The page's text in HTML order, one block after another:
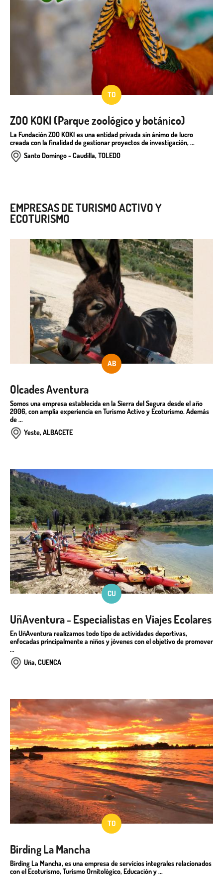
TO
ZOO KOKI (Parque zoológico y botánico)
La Fundación ZOO KOKI es una entidad privada sin ánimo de lucro
creada con la finalidad de gestionar proyectos de investigación, ...
Santo Domingo - Caudilla, TOLEDO
EMPRESAS DE TURISMO ACTIVO Y
ECOTURISMO
AB
Olcades Aventura
Somos una empresa establecida en la Sierra del Segura desde el año
2006, con amplia experiencia en Turismo Activo y Ecoturismo. Además
de ...
Yeste, ALBACETE
CU
UñAventura - Especialistas en Viajes Ecolares
En UñAventura realizamos todo tipo de actividades deportivas,
enfocadas principalmente a niños y jóvenes con el objetivo de promover
...
Uña, CUENCA
TO
Birding La Mancha
Birding La Mancha, es una empresa de servicios integrales relacionados
con el Ecoturismo, Turismo Ornitológico, Educación y ...